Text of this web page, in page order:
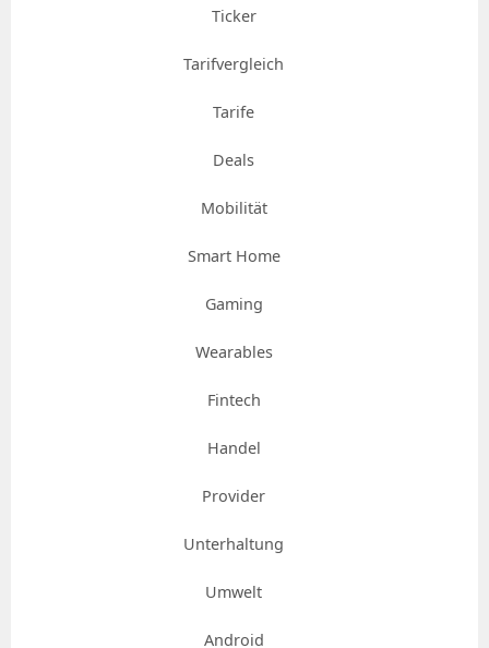
Ticker
Tarifvergleich
Tarife
Deals
Mobilität
Smart Home
Gaming
Wearables
Fintech
Handel
Provider
Unterhaltung
Umwelt
Android